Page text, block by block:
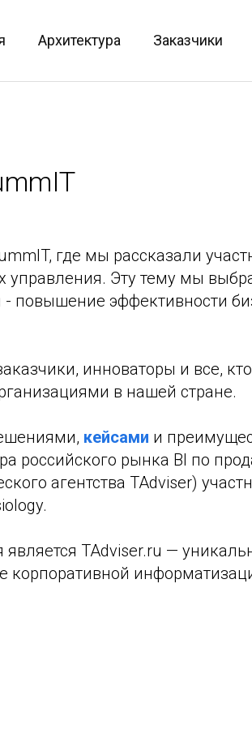
Архитектура Заказчики
где мы рассказали
управления. Эту тему мы
повышение эффективности
инноваторы и все,
в нашей стране.
кейсами и
российского рынка BI по
агентства TAdviser)
TAdviser.ru —
корпоративной